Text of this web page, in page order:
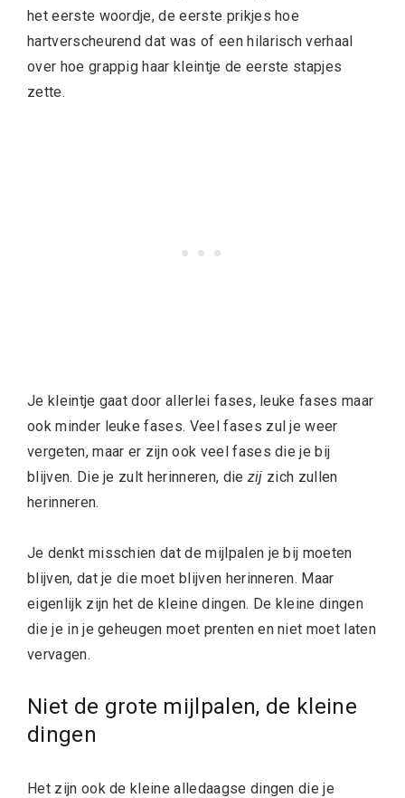
het eerste woordje, de eerste prikjes hoe
hartverscheurend dat was of een hilarisch verhaal
over hoe grappig haar kleintje de eerste stapjes
zette.
Je kleintje gaat door allerlei fases, leuke fases maar
ook minder leuke fases. Veel fases zul je weer
vergeten, maar er zijn ook veel fases die je bij
blijven. Die je zult herinneren, die zij zich zullen
herinneren.
Je denkt misschien dat de mijlpalen je bij moeten
blijven, dat je die moet blijven herinneren. Maar
eigenlijk zijn het de kleine dingen. De kleine dingen
die je in je geheugen moet prenten en niet moet laten
vervagen.
Niet de grote mijlpalen, de kleine
dingen
Het zijn ook de kleine alledaagse dingen die je